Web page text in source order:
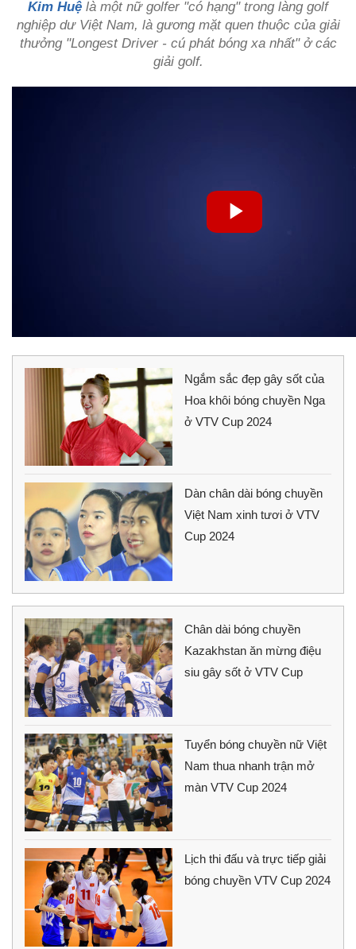
Kim Huệ là một nữ golfer "có hạng" trong làng golf
nghiệp dư Việt Nam, là gương mặt quen thuộc của giải
thưởng "Longest Driver - cú phát bóng xa nhất" ở các
giải golf.
Ngắm sắc đẹp gây sốt của
Hoa khôi bóng chuyền Nga
ở VTV Cup 2024
Dàn chân dài bóng chuyền
Việt Nam xinh tươi ở VTV
Cup 2024
Chân dài bóng chuyền
Kazakhstan ăn mừng điệu
siu gây sốt ở VTV Cup
Tuyển bóng chuyền nữ Việt
Nam thua nhanh trận mở
màn VTV Cup 2024
Lịch thi đấu và trực tiếp giải
bóng chuyền VTV Cup 2024